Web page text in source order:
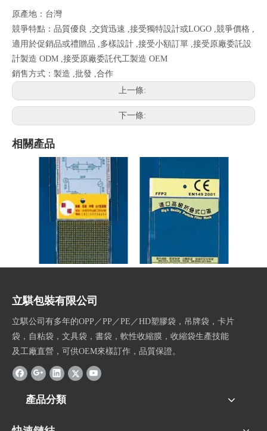
原產地：台灣
競爭特點：品質優良 ,交貨迅速 ,接受獨特設計或LOGO ,競爭價格 ,
適用於促銷品或禮贈品 ,多樣設計 ,接受小額訂單 ,接受原廠委託設
計製造 ODM ,接受原廠委託代工製造 OEM
銷售方式：製造 ,批發 ,合作
上一條:
下一條:
相關產品
OPP吊卡塑膠袋 OPP吊卡塑膠袋
立騏包裝有限公司
立騏公司有多年的OPP／PP／PE／HD塑膠袋，吊牌袋，卡片
袋，自粘袋，文具袋，書袋，軟性收縮膜，收縮袋生產技能
及工廠直營，可供OEM來樣訂作，品質保證。
產品分類